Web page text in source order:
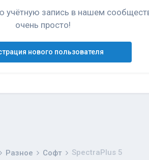
учётную запись в нашем
очень просто!
нового пользователя
Разное Софт SpectraPlus 5